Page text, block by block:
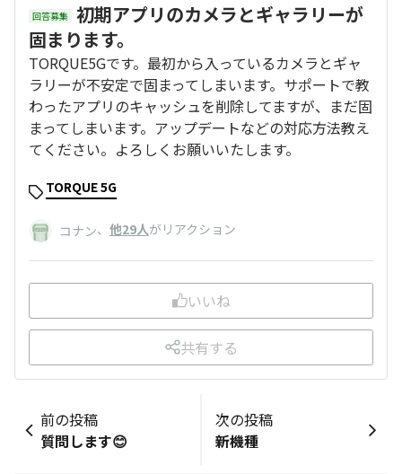
回答募集 初期アプリのカメラとギャラリーが
固まります。
TORQUE5Gです。最初から入っているカメラとギャ
ラリーが不安定で固まってしまいます。サポートで教
わったアプリのキャッシュを削除してますが、まだ固
まってしまいます。アップデートなどの対応方法教え
てください。よろしくお願いいたします。
TORQUE 5G
コナン、 他29人がリアクション
いいね
共有する
前の投稿
質問します😊
次の投稿
新機種